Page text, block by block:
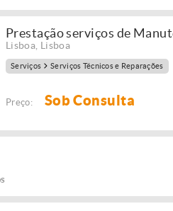
Prestação serviços de
Lisboa Lisboa
Serviços Serviços Técnicos e Reparações
Preço: Sob Consulta